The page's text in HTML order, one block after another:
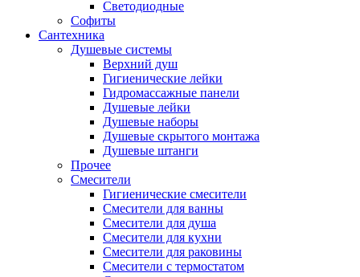
Светодиодные
Софиты
Сантехника
Душевые системы
Верхний душ
Гигиенические лейки
Гидромассажные панели
Душевые лейки
Душевые наборы
Душевые скрытого монтажа
Душевые штанги
Прочее
Смесители
Гигиенические смесители
Смесители для ванны
Смесители для душа
Смесители для кухни
Смесители для раковины
Смесители с термостатом